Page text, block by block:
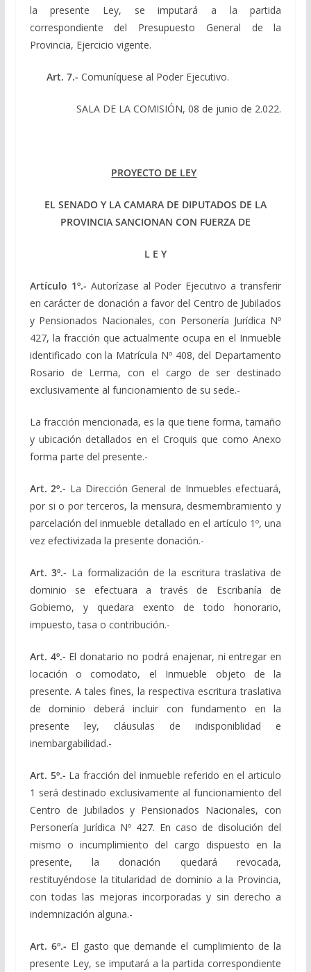
la presente Ley, se imputará a la partida
correspondiente del Presupuesto General de la
Provincia, Ejercicio vigente.
Art. 7.- Comuníquese al Poder Ejecutivo.
SALA DE LA COMISIÓN, 08 de junio de 2.022.
PROYECTO DE LEY
EL SENADO Y LA CAMARA DE DIPUTADOS DE LA
PROVINCIA SANCIONAN CON FUERZA DE
L E Y
Artículo 1º.- Autorízase al Poder Ejecutivo a transferir
en carácter de donación a favor del Centro de Jubilados
y Pensionados Nacionales, con Personería Jurídica Nº
427, la fracción que actualmente ocupa en el Inmueble
identificado con la Matrícula Nº 408, del Departamento
Rosario de Lerma, con el cargo de ser destinado
exclusivamente al funcionamiento de su sede.-
La fracción mencionada, es la que tiene forma, tamaño
y ubicación detallados en el Croquis que como Anexo
forma parte del presente.-
Art. 2º.- La Dirección General de Inmuebles efectuará,
por si o por terceros, la mensura, desmembramiento y
parcelación del inmueble detallado en el artículo 1º, una
vez efectivizada la presente donación.-
Art. 3º.- La formalización de la escritura traslativa de
dominio se efectuara a través de Escribanía de
Gobierno, y quedara exento de todo honorario,
impuesto, tasa o contribución.-
Art. 4º.- El donatario no podrá enajenar, ni entregar en
locación o comodato, el Inmueble objeto de la
presente. A tales fines, la respectiva escritura traslativa
de dominio deberá incluir con fundamento en la
presente ley, cláusulas de indisponiblidad e
inembargabilidad.-
Art. 5º.- La fracción del inmueble referido en el articulo
1 será destinado exclusivamente al funcionamiento del
Centro de Jubilados y Pensionados Nacionales, con
Personería Jurídica Nº 427. En caso de disolución del
mismo o incumplimiento del cargo dispuesto en la
presente, la donación quedará revocada,
restituyéndose la titularidad de dominio a la Provincia,
con todas las mejoras incorporadas y sin derecho a
indemnización alguna.-
Art. 6º.- El gasto que demande el cumplimiento de la
presente Ley, se imputará a la partida correspondiente